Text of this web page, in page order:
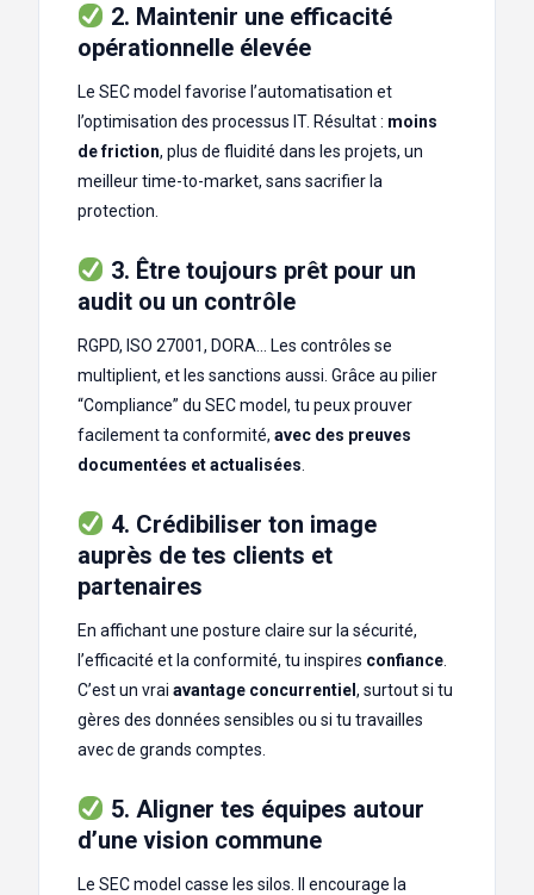
2. Maintenir une efficacité
opérationnelle élevée
Le SEC model favorise l’automatisation et
l’optimisation des processus IT. Résultat : moins
de friction, plus de fluidité dans les projets, un
meilleur time-to-market, sans sacrifier la
protection.
3. Être toujours prêt pour un
audit ou un contrôle
RGPD, ISO 27001, DORA… Les contrôles se
multiplient, et les sanctions aussi. Grâce au pilier
“Compliance” du SEC model, tu peux prouver
facilement ta conformité, avec des preuves
documentées et actualisées
4. Crédibiliser ton image
auprès de tes clients et
partenaires
En affichant une posture claire sur la sécurité,
l’efficacité et la conformité, tu inspires confiance
C’est un vrai avantage concurrentiel , surtout si tu
gères des données sensibles ou si tu travailles
avec de grands comptes.
5. Aligner tes équipes autour
d’une vision commune
Le SEC model casse les silos. Il encourage la